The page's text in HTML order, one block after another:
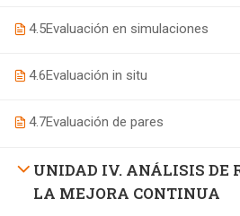
4.5Evaluación en simulaciones
4.6Evaluación in situ
4.7Evaluación de pares
UNIDAD IV. ANÁLISIS DE
LA MEJORA CONTINUA